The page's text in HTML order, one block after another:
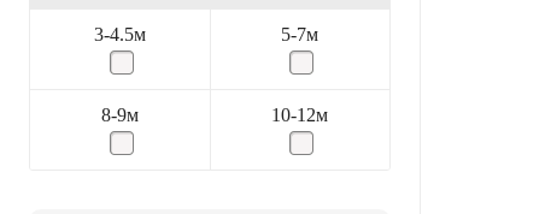
3-4.5м 5-7м
8-9м 10-12м